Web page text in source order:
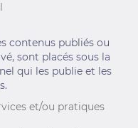
contenus publiés ou
sont placés sous la
qui les publie et les
et/ou pratiques